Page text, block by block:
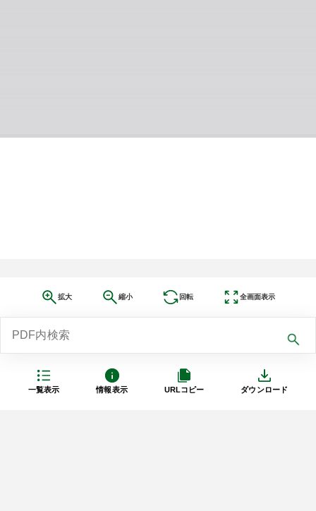
一覧表示 情報表示 URLコピー ダウンロード
拡大 縮小 回転 全画面表示